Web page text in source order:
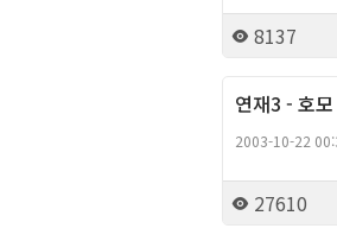
8137
연재3 - 호
2003-10-22
27610